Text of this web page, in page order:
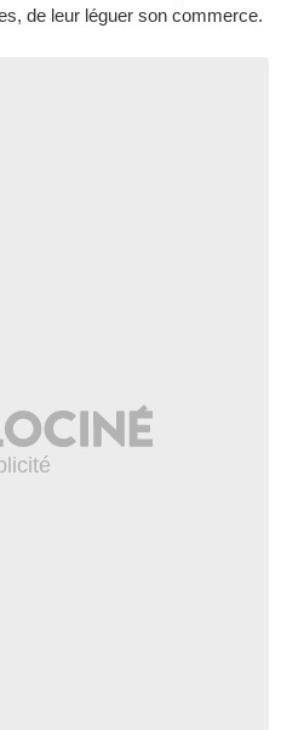
de leur léguer son commerce.